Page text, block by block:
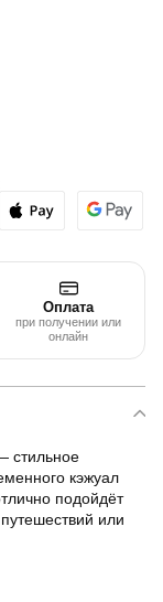
Оплата
при получении или
онлайн
стильное
кэжуал
подойдёт
или